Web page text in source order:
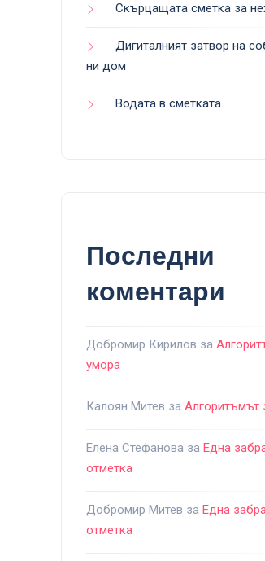
Скърцащата сметка за
Дигиталният затвор на
ни дом
Водата в сметката
Последни
коментари
Добромир Кирилов за
умора
Калоян Митев за Алгоритъмът
Елена Стефанова за Една
отметка
Добромир Митев за Една
отметка